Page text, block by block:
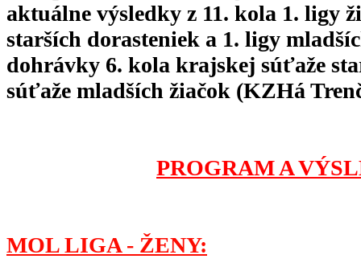
aktuálne výsledky z 11. kola 1. ligy
starších dorasteniek a 1. ligy
dohrávky 6. kola krajskej súťaže
súťaže mladších žiačok (KZHá
PROGRAM A
MOL LIGA - ŽENY: